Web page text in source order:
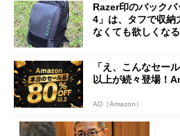
Razer印のバック
4」は、タフで収
なくても欲しくなる
「え、こんなセー
以上が続々登場！
AD（Amazon）